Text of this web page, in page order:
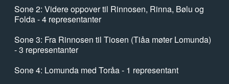
Sone 2: Videre oppover til Rinnosen, Rinna, Bølu og
Folda - 4 representanter
Sone 3: Fra Rinnosen til Tiosen (Tiåa møter Lomunda)
- 3 representanter
Sone 4: Lomunda med Toråa - 1 representant